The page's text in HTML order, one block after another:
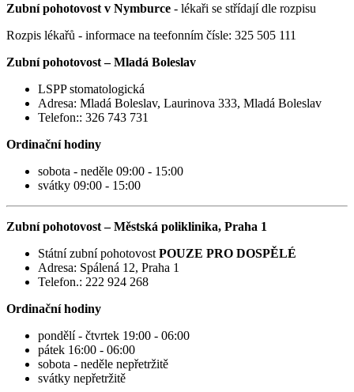
Zubní pohotovost v Nymburce - lékaři se střídají dle rozpisu
Rozpis lékařů - informace na teefonním čísle: 325 505 111
Zubní pohotovost – Mladá Boleslav
LSPP stomatologická
Adresa: Mladá Boleslav, Laurinova 333, Mladá Boleslav
Telefon:: 326 743 731
Ordinační hodiny
sobota - neděle 09:00 - 15:00
svátky 09:00 - 15:00
Zubní pohotovost – Městská poliklinika, Praha 1
Státní zubní pohotovost POUZE PRO DOSPĚLÉ
Adresa: Spálená 12, Praha 1
Telefon.: 222 924 268
Ordinační hodiny
pondělí - čtvrtek 19:00 - 06:00
pátek 16:00 - 06:00
sobota - neděle nepřetržitě
svátky nepřetržitě